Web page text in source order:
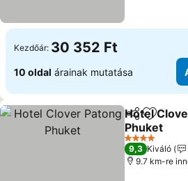
Kezdőár: 30 352 Ft
10 oldal árainak mutatása
Megosztás
Hotel
Phuket
Árak
4 Kategória
9,3 Kiváló
9.7 km-re